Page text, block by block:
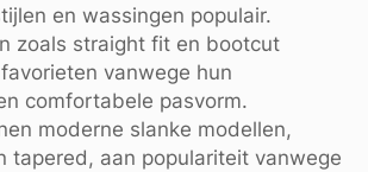
en wassingen populair.
zoals straight fit en bootcut
vanwege hun
comfortabele pasvorm.
moderne slanke modellen,
tapered, aan populariteit vanwege